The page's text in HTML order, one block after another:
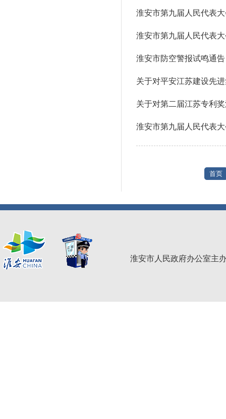
淮安市第九届人民代表
淮安市第九届人民代表
淮安市防空警报试鸣通告
关于对平安江苏建设先
关于对第二届江苏专利
淮安市第九届人民代表
首页
淮安市人民政府办公室主